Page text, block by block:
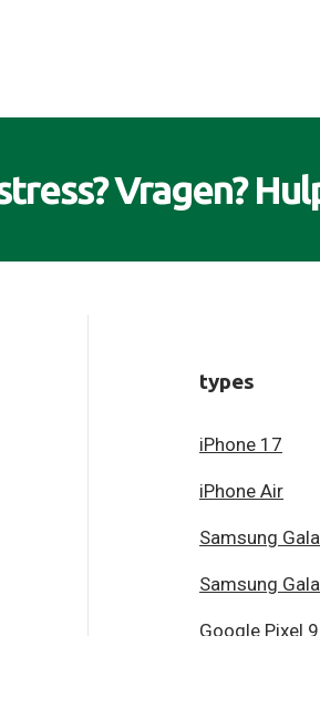
Vragen?
types
iPhone 17
iPhone Air
Samsung
Samsung
Google Pixel